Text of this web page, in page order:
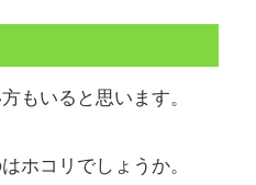
もいると思います。
ホコリでしょうか。